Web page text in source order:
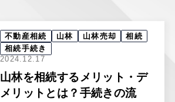
不動産相続 山林 山林売却
相続
相続手続き
2024.12.17
山林を相続するメリット・デ
メリットとは？手続きの流